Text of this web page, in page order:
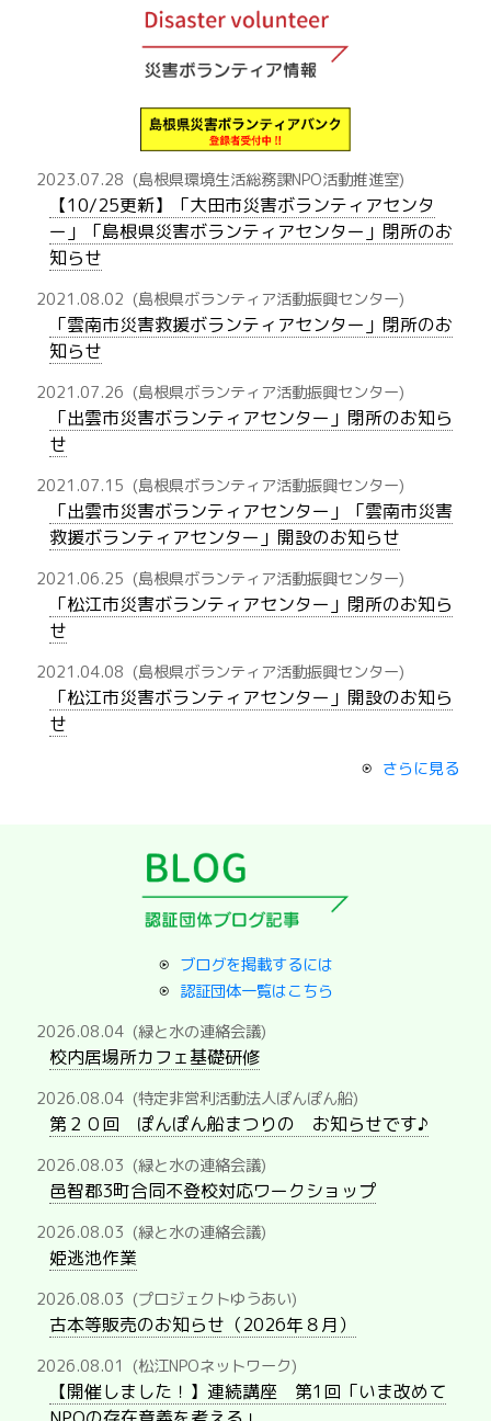
2023.07.28 (島根県環境生活総務課NPO活動推進室)
【10/25更新】「大田市災害ボランティアセンタ
ー」「島根県災害ボランティアセンター」閉所のお
知らせ
2021.08.02 (島根県ボランティア活動振興センター)
「雲南市災害救援ボランティアセンター」閉所のお
知らせ
2021.07.26 (島根県ボランティア活動振興センター)
「出雲市災害ボランティアセンター」閉所のお知ら
せ
2021.07.15 (島根県ボランティア活動振興センター)
「出雲市災害ボランティアセンター」「雲南市災害
救援ボランティアセンター」開設のお知らせ
2021.06.25 (島根県ボランティア活動振興センター)
「松江市災害ボランティアセンター」閉所のお知ら
せ
2021.04.08 (島根県ボランティア活動振興センター)
「松江市災害ボランティアセンター」開設のお知ら
せ
さらに見る
ブログを掲載するには
認証団体一覧はこちら
2026.08.04 (緑と水の連絡会議)
校内居場所カフェ基礎研修
2026.08.04 (特定非営利活動法人ぽんぽん船)
第２０回 ぽんぽん船まつりの お知らせです♪
2026.08.03 (緑と水の連絡会議)
邑智郡3町合同不登校対応ワークショップ
2026.08.03 (緑と水の連絡会議)
姫逃池作業
2026.08.03 (プロジェクトゆうあい)
古本等販売のお知らせ（2026年８月）
2026.08.01 (松江NPOネットワーク)
【開催しました！】連続講座 第1回「いま改めて